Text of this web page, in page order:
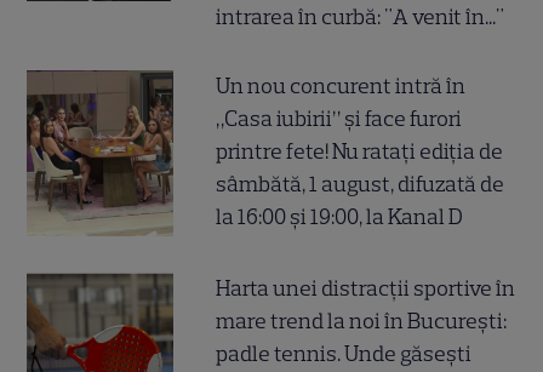
intrarea în curbă: "A venit în..."
Un nou concurent intră în
„Casa iubirii” și face furori
printre fete! Nu ratați ediția de
sâmbătă, 1 august, difuzată de
la 16:00 și 19:00, la Kanal D
Harta unei distracții sportive în
mare trend la noi în București:
padle tennis. Unde găsești